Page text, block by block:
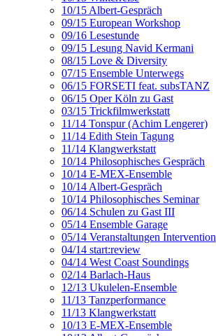
10/15 Albert-Gespräch
09/15 European Workshop
09/16 Lesestunde
09/15 Lesung Navid Kermani
08/15 Love & Diversity
07/15 Ensemble Unterwegs
06/15 FORSETI feat. subsTANZ
06/15 Oper Köln zu Gast
03/15 Trickfilmwerkstatt
11/14 Tonspur (Achim Lengerer)
11/14 Edith Stein Tagung
11/14 Klangwerkstatt
10/14 Philosophisches Gespräch
10/14 E-MEX-Ensemble
10/14 Albert-Gespräch
10/14 Philosophisches Seminar
06/14 Schulen zu Gast III
05/14 Ensemble Garage
05/14 Veranstaltungen Intervention
04/14 start:review
04/14 West Coast Soundings
02/14 Barlach-Haus
12/13 Ukulelen-Ensemble
11/13 Tanzperformance
11/13 Klangwerkstatt
10/13 E-MEX-Ensemble